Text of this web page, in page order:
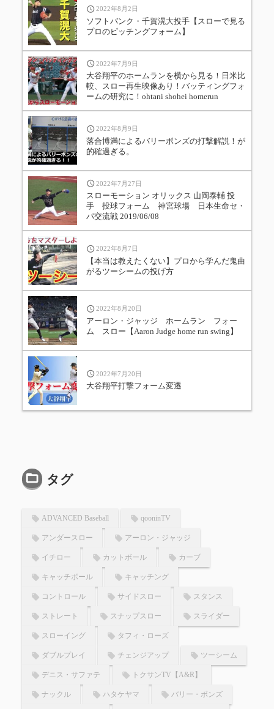
2022年8月2日
ソフトバンク・千賀滉大投手【スローで見る
プロのピッチングフォーム】
2022年7月9日
大谷翔平のホームランを横から見る！日米比
較、スロー再生映像あり！バッティングフォ
ームの研究に！ohtani shohei homerun
2022年8月9日
落合博満によるバリーボンズの打撃解説！が
的確過ぎる。
2022年7月27日
スローモーション オリックス 山岡泰輔 投
手 投球フォーム 神宮球場 日本生命セ・
パ交流戦 2019/06/08
2022年8月7日
【本当は教えたくない】プロから学んだ鬼曲
がるツーシームの投げ方
2022年8月20日
アーロン・ジャッジ ホームラン フォー
ム スロー【Aaron Judge home run swing】
2022年7月20日
大谷翔平打撃フォーム変遷
タグ
ADVANCED Baseball qooninTV
アンダースロー アーロン・ジャッジ
イチロー カットボール カーブ
キャッチボール キャッチング
コントロール サイドスロー スタンス
ストレート スナップスロー スライダー
スローイング タフィ・ローズ
ダブルプレイ チェンジアップ ツーシーム
デニス・サファテ トクサンTV【A&R】
ナックル ハタケヤマ バリー・ボンズ